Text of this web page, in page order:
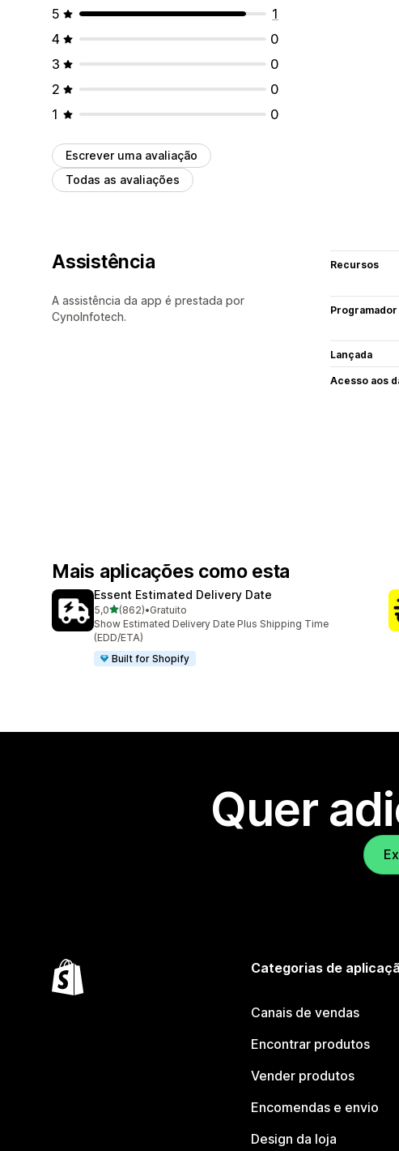
5
1
4
0
3
0
2
0
1
0
Escrever uma avaliação
Todas as avaliações
Assistência
A assistência da app é prestada por
CynoInfotech.
Recursos
Programador
Lançada
Acesso aos
Mais aplicações como esta
Essent Estimated Delivery Date
5,0de 5 estrelas
(862)
862 total de avaliações
•Gratuito
Show Estimated Delivery Date Plus Shipping Time
(EDD/ETA)
Built for Shopify
Quer
Categorias de
Canais de vendas
Encontrar produtos
Vender produtos
Encomendas e envio
Design da loja